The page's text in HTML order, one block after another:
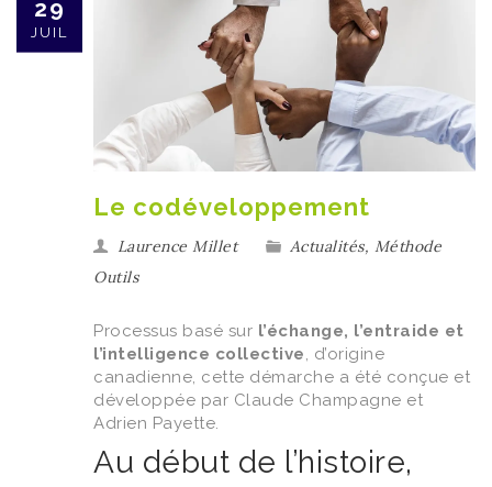
29
JUIL
Le codéveloppement
Laurence Millet Actualités, Méthode
Outils
Processus basé sur l’échange, l’entraide et
l’intelligence collective, d’origine
canadienne, cette démarche a été conçue et
développée par Claude Champagne et
Adrien Payette.
Au début de l’histoire,